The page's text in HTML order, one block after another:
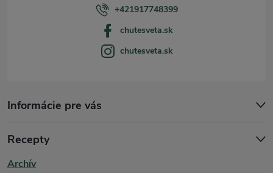
+421917748399
chutesveta.sk
chutesveta.sk
Informácie pre vás
Recepty
Archív